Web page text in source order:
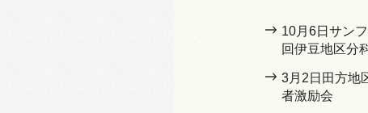
10月6日サン
回伊豆地区分
3月2日田方地
者激励会